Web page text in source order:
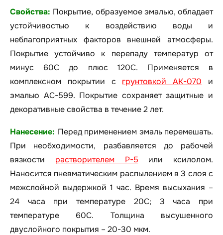
Свойства: Покрытие, образуемое эмалью, обладает
устойчивостью к воздействию воды и
неблагоприятных факторов внешней атмосферы.
Покрытие устойчиво к перепаду температур от
минус 60С до плюс 120С. Применяется в
комплексном покрытии с грунтовкой АК-070 и
эмалью АС-599. Покрытие сохраняет защитные и
декоративные свойства в течение 2 лет.
Нанесение: Перед применением эмаль перемешать.
При необходимости, разбавляется до рабочей
вязкости растворителем Р-5 или ксилолом.
Наносится пневматическим распылением в 3 слоя с
межслойной выдержкой 1 час. Время высыхания –
24 часа при температуре 20С; 3 часа при
температуре 60С. Толщина высушенного
двуслойного покрытия – 20-30 мкм.